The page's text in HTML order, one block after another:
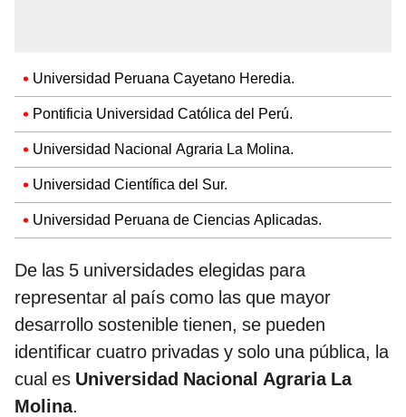
Universidad Peruana Cayetano Heredia.
Pontificia Universidad Católica del Perú.
Universidad Nacional Agraria La Molina.
Universidad Científica del Sur.
Universidad Peruana de Ciencias Aplicadas.
De las 5 universidades elegidas para
representar al país como las que mayor
desarrollo sostenible tienen, se pueden
identificar cuatro privadas y solo una pública, la
cual es Universidad Nacional Agraria La
Molina.